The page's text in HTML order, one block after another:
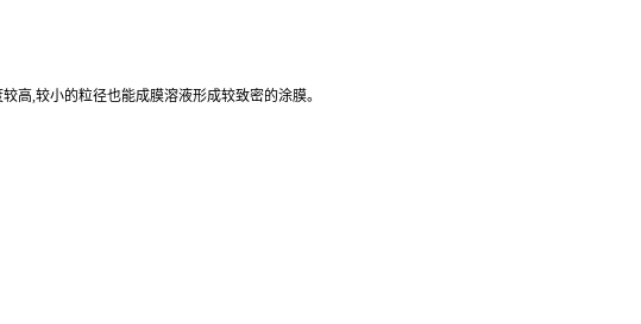
高,较小的粒径也能成膜溶液形成较致密的涂膜。